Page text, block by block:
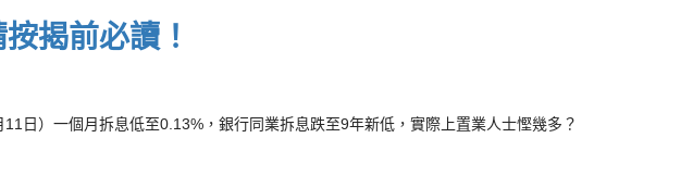
揭前必讀！
日）一個月拆息低至0.13%，銀行同業拆息跌至9年新低，實際上置業人士慳幾多？